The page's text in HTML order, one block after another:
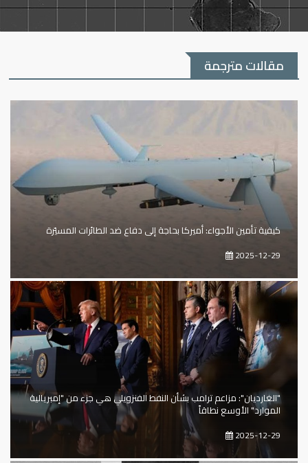
مقالات مترجمة
كيفية تأمين الأجواء: أميركا بحاجة إلى دفاع ضد الطائرات المسيّرة
2025-12-29
"الغارديان": مزاعم ترامب بشأن النفط الفنزويلي هي جزء من "إمبريالية
الموارد" الأوسع نطاقاً
2025-12-29